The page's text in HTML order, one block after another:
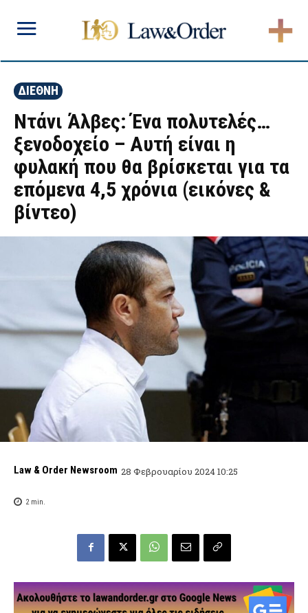
ΔΙΕΘΝΗ
Ντάνι Άλβες: Ένα πολυτελές…
ξενοδοχείο – Αυτή είναι η
φυλακή που θα βρίσκεται για τα
επόμενα 4,5 χρόνια (εικόνες &
βίντεο)
Law & Order Newsroom 28 Φεβρουαρίου 2024 10:25
2min.